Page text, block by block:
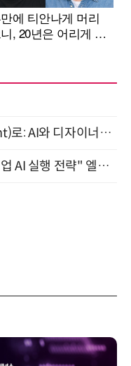
"인터페이스를 넘어 인텐트(intent)로: AI와 디자이너가 함께 만드는 공존의 UX" 강남역 (9/2)
"AI ROI 시대, 투자 성과 높이는 기업 AI 실행 전략" 엘타워 6층 (9월 18일)